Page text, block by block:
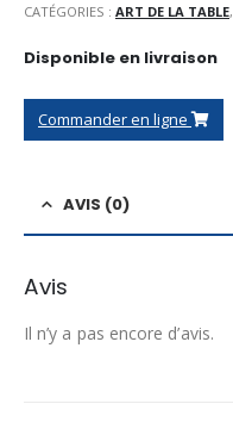
CATÉGORIES : ART DE LA TABLE,
Disponible en livraison
Commander en ligne
AVIS (0)
Avis
Il n’y a pas encore d’avis.